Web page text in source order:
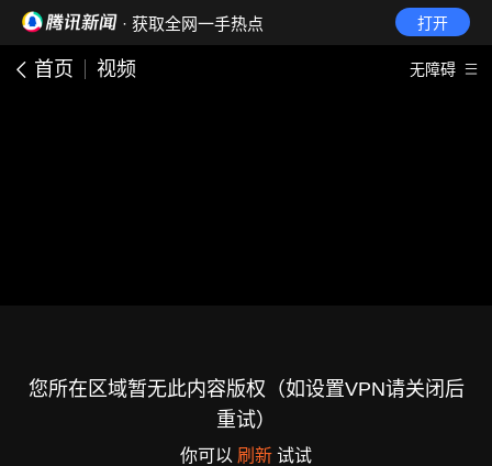
· 获取全网一手热点 打开
首页 视频 无障碍
您所在区域暂无此内容版权（如设置VPN请关闭后
重试）
你可以 刷新 试试